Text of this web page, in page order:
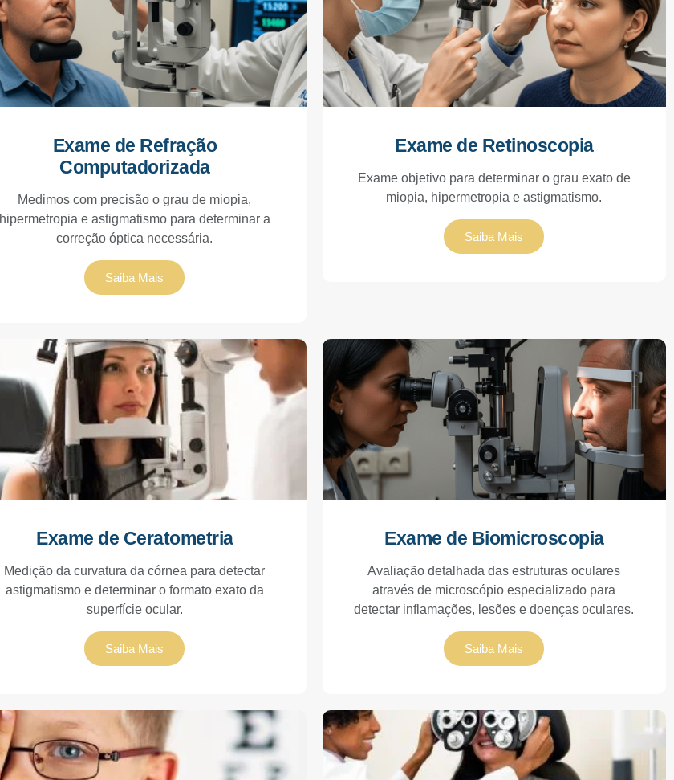
Exame de Refração
Computadorizada
Medimos com precisão o grau de miopia,
hipermetropia e astigmatismo para determinar a
correção óptica necessária.
Saiba Mais
Exame de Retinoscopia
Exame objetivo para determinar o grau exato de
miopia, hipermetropia e astigmatismo.
Saiba Mais
Exame de Ceratometria
Medição da curvatura da córnea para detectar
astigmatismo e determinar o formato exato da
superfície ocular.
Saiba Mais
Exame de Biomicroscopia
Avaliação detalhada das estruturas oculares
através de microscópio especializado para
detectar inflamações, lesões e doenças oculares.
Saiba Mais